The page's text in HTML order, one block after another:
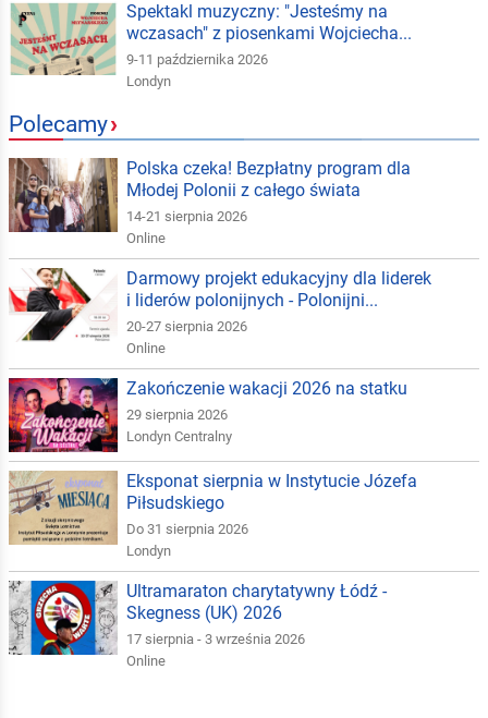
Spektakl muzyczny: "Jesteśmy na
wczasach" z piosenkami Wojciecha...
9-11 października 2026
Londyn
Polecamy›
Polska czeka! Bezpłatny program dla
Młodej Polonii z całego świata
14-21 sierpnia 2026
Online
Darmowy projekt edukacyjny dla liderek
i liderów polonijnych - Polonijni...
20-27 sierpnia 2026
Online
Zakończenie wakacji 2026 na statku
29 sierpnia 2026
Londyn Centralny
Eksponat sierpnia w Instytucie Józefa
Piłsudskiego
Do 31 sierpnia 2026
Londyn
Ultramaraton charytatywny Łódź -
Skegness (UK) 2026
17 sierpnia - 3 września 2026
Online